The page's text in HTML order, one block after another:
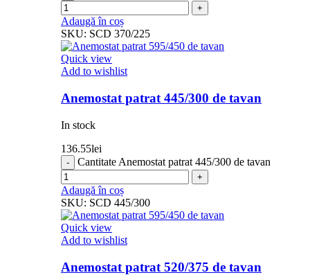
Adaugă în coș
SKU: SCD 370/225
Quick view
Add to wishlist
Anemostat patrat 445/300 de tavan
In stock
136.55lei
Cantitate Anemostat patrat 445/300 de tavan
Adaugă în coș
SKU: SCD 445/300
Quick view
Add to wishlist
Anemostat patrat 520/375 de tavan